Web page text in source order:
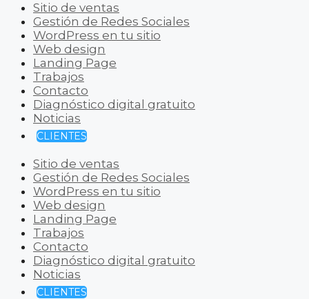
Sitio de ventas
Gestión de Redes Sociales
WordPress en tu sitio
Web design
Landing Page
Trabajos
Contacto
Diagnóstico digital gratuito
Noticias
CLIENTES
Sitio de ventas
Gestión de Redes Sociales
WordPress en tu sitio
Web design
Landing Page
Trabajos
Contacto
Diagnóstico digital gratuito
Noticias
CLIENTES